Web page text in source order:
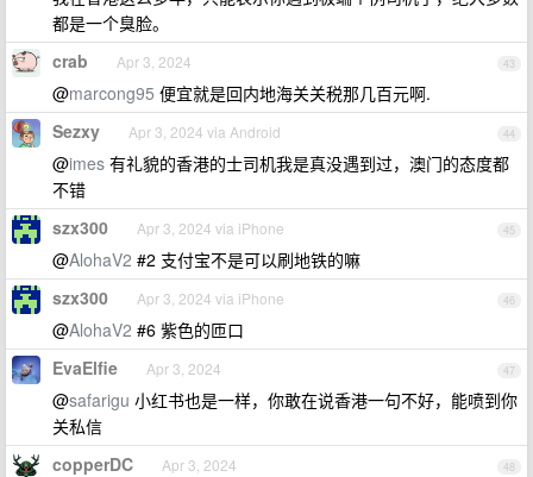
都是一个臭脸。
43
crab Apr 3, 2024
@marcong95 便宜就是回内地海关关税那几百元啊.
44
Sezxy Apr 3, 2024 via Android
@imes 有礼貌的香港的士司机我是真没遇到过，澳门的态度都
不错
45
szx300 Apr 3, 2024 via iPhone
@AlohaV2 #2 支付宝不是可以刷地铁的嘛
46
szx300 Apr 3, 2024 via iPhone
@AlohaV2 #6 紫色的匝口
47
EvaElfie Apr 3, 2024
@safarigu 小红书也是一样，你敢在说香港一句不好，能喷到你
关私信
48
copperDC Apr 3, 2024